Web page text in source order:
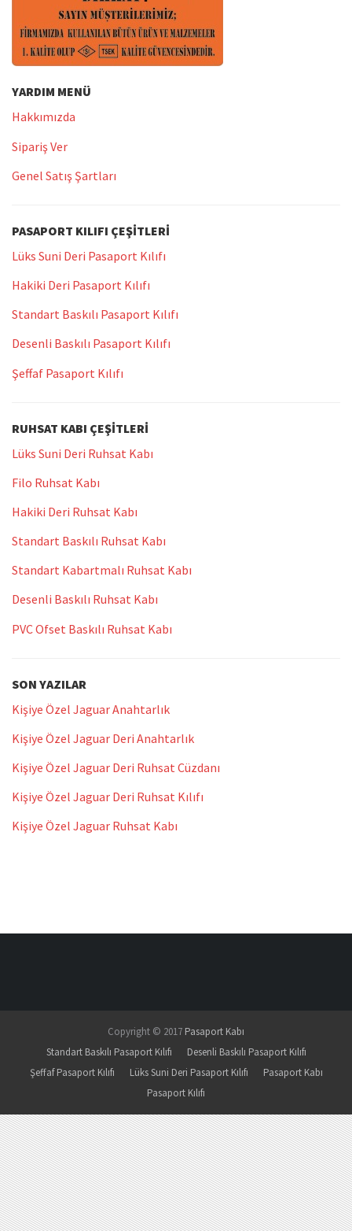
YARDIM MENÜ
Hakkımızda
Sipariş Ver
Genel Satış Şartları
PASAPORT KILIFI ÇEŞITLERI
Lüks Suni Deri Pasaport Kılıfı
Hakiki Deri Pasaport Kılıfı
Standart Baskılı Pasaport Kılıfı
Desenli Baskılı Pasaport Kılıfı
Şeffaf Pasaport Kılıfı
RUHSAT KABI ÇEŞITLERI
Lüks Suni Deri Ruhsat Kabı
Filo Ruhsat Kabı
Hakiki Deri Ruhsat Kabı
Standart Baskılı Ruhsat Kabı
Standart Kabartmalı Ruhsat Kabı
Desenli Baskılı Ruhsat Kabı
PVC Ofset Baskılı Ruhsat Kabı
SON YAZILAR
Kişiye Özel Jaguar Anahtarlık
Kişiye Özel Jaguar Deri Anahtarlık
Kişiye Özel Jaguar Deri Ruhsat Cüzdanı
Kişiye Özel Jaguar Deri Ruhsat Kılıfı
Kişiye Özel Jaguar Ruhsat Kabı
Copyright © 2017 Pasaport Kabı
Standart Baskılı Pasaport Kılıfı
Desenli Baskılı Pasaport Kılıfı
Şeffaf Pasaport Kılıfı
Lüks Suni Deri Pasaport Kılıfı
Pasaport Kabı
Pasaport Kılıfı